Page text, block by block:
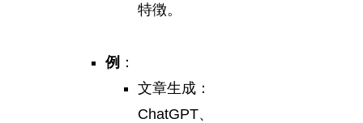
特徴。
例 ：
文章生成：
ChatGPT、